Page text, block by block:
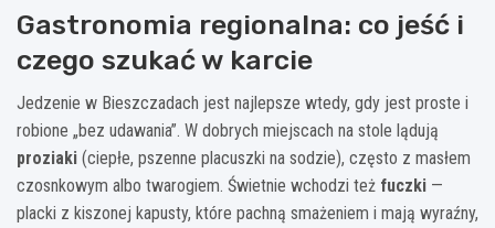
Gastronomia regionalna: co jeść i
czego szukać w karcie
Jedzenie w Bieszczadach jest najlepsze wtedy, gdy jest proste i
robione „bez udawania”. W dobrych miejscach na stole lądują
proziaki (ciepłe, pszenne placuszki na sodzie), często z masłem
czosnkowym albo twarogiem. Świetnie wchodzi też fuczki —
placki z kiszonej kapusty, które pachną smażeniem i mają wyraźny,